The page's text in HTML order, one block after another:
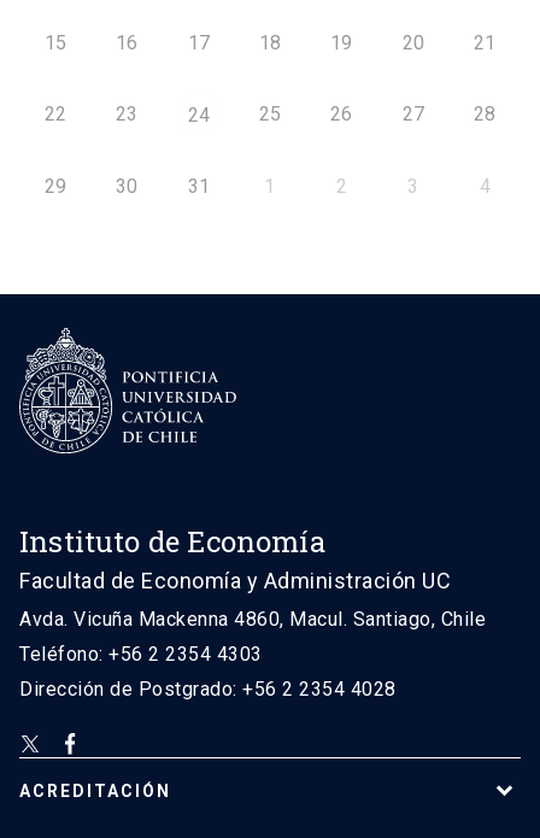
15 16 17 18 19 20 21
22 23 24 25 26 27 28
29 30 31 1 2 3 4
Instituto de Economía
Facultad de Economía y Administración UC
Avda. Vicuña Mackenna 4860, Macul. Santiago, Chile
Teléfono: +56 2 2354 4303
Dirección de Postgrado: +56 2 2354 4028
ACREDITACIÓN